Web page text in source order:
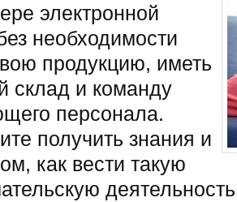
электронной
необходимости
продукцию, иметь
склад и команду
персонала.
получить знания и
как вести такую